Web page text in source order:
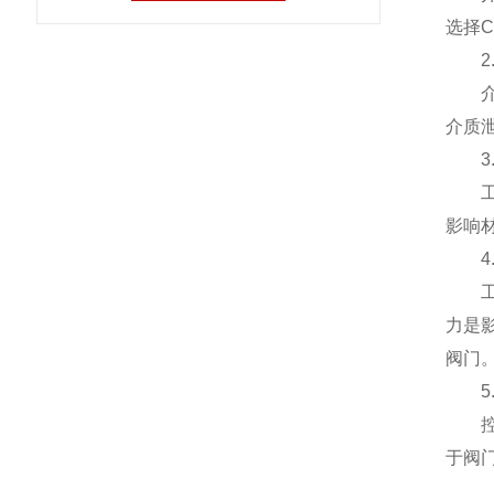
选择
2.
介
介质
3.
工
影响
4.
工
力是
阀门
5.
控
于阀